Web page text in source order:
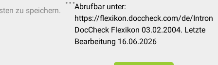
zu speichern.
Abrufbar unter:
https://flexikon.doccheck.com/de/Intron
DocCheck Flexikon 03.02.2004. Letzte
Bearbeitung 16.06.2026